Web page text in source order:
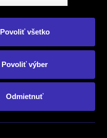
Povoliť všetko
Povoliť výber
Odmietnuť
ikimonos.sk